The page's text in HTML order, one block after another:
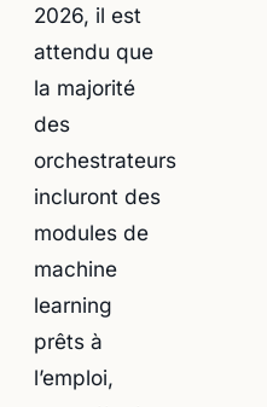
2026, il est
attendu que
la majorité
des
orchestrateurs
incluront des
modules de
machine
learning
prêts à
l’emploi,